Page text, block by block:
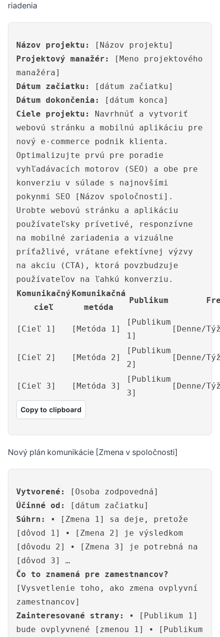
riadenia
Názov projektu:
[Názov projektu]
Projektový manažér:
[Meno projektového
manažéra]
Dátum začiatku:
[dátum začiatku]
Dátum dokončenia:
[dátum konca]
Ciele projektu:
Navrhnúť a vytvoriť
webovú stránku a mobilnú aplikáciu pre
nový e-commerce podnik klienta.
Optimalizujte prvú pre poradie
vyhľadávacích motorov (SEO) a obe pre
konverziu v súlade s najnovšími
pokynmi SEO [Názov spoločnosti].
Urobte webovú stránku a aplikáciu
používateľsky prívetivé, responzívne
na mobilné zariadenia a vizuálne
príťažlivé, vrátane efektívnej výzvy
na akciu (CTA), ktorá povzbudzuje
používateľov na ľahkú konverziu.
Komunikačný
cieľ
Komunikačná
metóda
Publikum
[Cieľ 1] [Metóda 1]
[Publikum
1]
[Denne/
[Cieľ 2] [Metóda 2]
[Publikum
2]
[Denne/
[Cieľ 3] [Metóda 3]
[Publikum
3]
[Denne/
Copy to clipboard
Nový plán komunikácie [Zmena v spoločnosti]
Vytvorené:
[Osoba zodpovedná]
Účinné od:
[dátum začiatku]
Súhrn:
• [Zmena 1] sa deje, pretože
[dôvod 1] • [Zmena 2] je výsledkom
[dôvodu 2] • [Zmena 3] je potrebná na
[dôvod 3] …
Čo to znamená pre zamestnancov?
[Vysvetlenie toho, ako zmena ovplyvní
zamestnancov]
Zainteresované strany:
• [Publikum 1]
bude ovplyvnené [zmenou 1] • [Publikum